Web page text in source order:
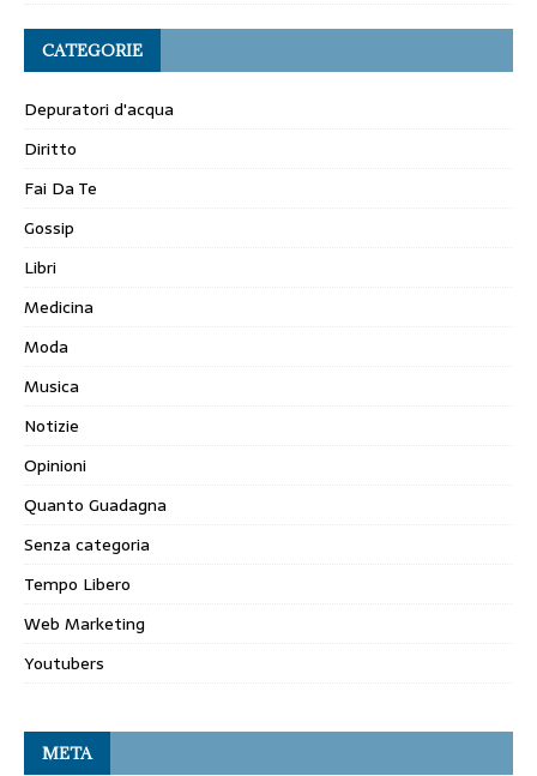
CATEGORIE
Depuratori d'acqua
Diritto
Fai Da Te
Gossip
Libri
Medicina
Moda
Musica
Notizie
Opinioni
Quanto Guadagna
Senza categoria
Tempo Libero
Web Marketing
Youtubers
META